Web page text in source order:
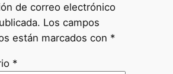
de correo electrónico
Los campos
están marcados con *
*